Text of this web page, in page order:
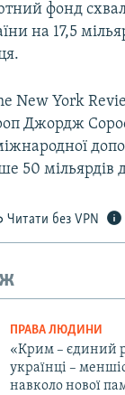
фонд
на 17,5
New York
Джордж
50 мільярдів
Читати без VPN
ПРАВА ЛЮДИНИ
«Крим – єдиний
українці –
навколо нової